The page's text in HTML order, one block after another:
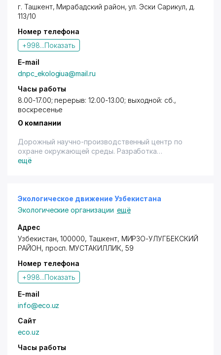
г. Ташкент, Мирабадский район,ул. Эски Сарикул, д.
113/10
Номер телефона
+998...Показать
E-mail
dnpc_ekologiua@mail.ru
Часы работы
8.00-17.00; перерыв: 12.00-13.00; выходной: сб.,
воскресенье
О компании
Дорожный научно-производственный центр по
охране окружающей среды. Разработка
экологических нормативов.
ещё
Экологическое движение Узбекистана
Экологические организации ещё
Адрес
Узбекистан, 100000, Ташкент, МИРЗО-УЛУГБЕКСКИЙ
РАЙОН, просп. МУСТАКИЛЛИК, 59
Номер телефона
+998...Показать
E-mail
info@eco.uz
Сайт
eco.uz
Часы работы